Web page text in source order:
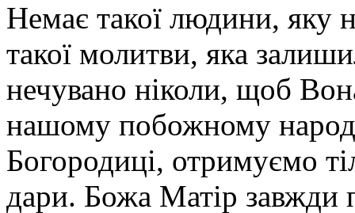
Немає такої людини, яку
такої молитви, яка
нечувано ніколи, щоб
нашому побожному
Богородиці, отримуємо
дари. Божа Матір завжди